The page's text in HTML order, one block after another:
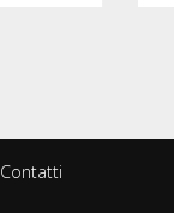
Contatti